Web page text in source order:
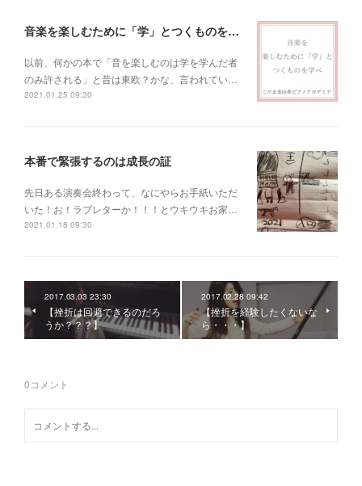
音楽を楽しむために「学」とつくものを学べ！
以前、何かの本で「音を楽しむのは学を学んだ者
のみ許される」と昔は東欧？かな、言われてい…
2021.01.25 09:30
本番で緊張するのは成長の証
先日ある演奏会終わって、なにやらお手紙いただ
いた！お！ラブレターか！！！とウキウキお家…
2021.01.18 09:30
2017.03.03 23:30
【挫折は回避できるのだろ
うか？？？】
2017.02.28 09:42
【挫折を経験したくないな
ら・・・】
0コメント